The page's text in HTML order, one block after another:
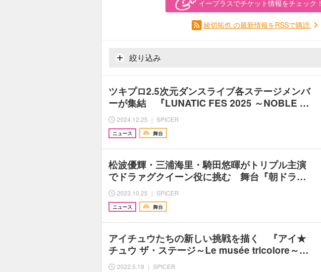
イープラスでチケット情報をチェック！
綾切拓也 の最新情報をRSSで購読
絞り込み
ツキプロ2.5次元ダンスライブ各ステージメンバ
ーが集結 『LUNATIC FES 2025 ～NOBLE …
2024.12.25 ｜ SPICER
ニュース 舞台
松波優輝・三浦海里・騎田悠暉がトリプル主演
でドラァグクイーン役に挑む 舞台『朝ドラ…
2023.10.25 ｜ SPICER
ニュース 舞台
アイチュウたちの新しい挑戦を描く 『アイ★
チュウ ザ・ステージ～Le musée tricolore～…
2022.5.19 ｜ SPICER